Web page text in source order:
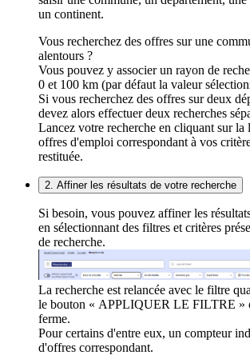
un continent.
Vous recherchez des offres sur une
alentours ?
Vous pouvez y associer un rayon de
0 et 100 km (par défaut la valeur
Si vous recherchez des offres sur deux
devez alors effectuer deux recherches
Lancez votre recherche en cliquant sur la
offres d'emploi correspondant à vos
restituée.
2. Affiner les résultats de votre recherche
Si besoin, vous pouvez affiner les
en sélectionnant des filtres et critères
de recherche.
La recherche est relancée avec le filtre
le bouton « APPLIQUER LE FILTRE »
ferme.
Pour certains d'entre eux, un compteur
d'offres correspondant.